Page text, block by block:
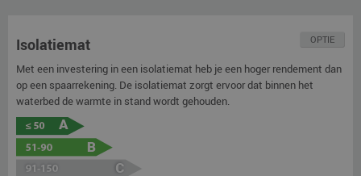
OPTIE
Isolatiemat
Met een investering in een isolatiemat heb je een hoger rendement dan
op een spaarrekening. De isolatiemat zorgt ervoor dat binnen het
waterbed de warmte in stand wordt gehouden.